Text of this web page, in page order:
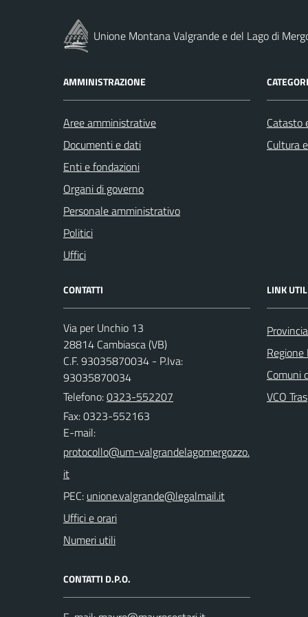
Unione Montana Valgrande e del Lago di
AMMINISTRAZIONE
Aree amministrative
Documenti e dati
Enti e fondazioni
Organi di governo
Personale amministrativo
Politici
Uffici
Catasto
Cultura
CONTATTI
Via per Unchio 13
28814 Cambiasca (VB)
C.F. 93035870034 - P.Iva:
93035870034
Telefono:0323-552207
Fax: 0323-552163
E-mail:
PEC:
Uffici e orari
Numeri utili
CONTATTI D.P.O.
LINK
Comuni
VCO